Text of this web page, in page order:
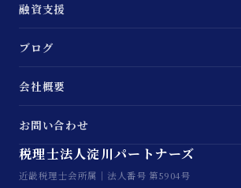
融資支援
ブログ
会社概要
お問い合わせ
税理士法人淀川パートナーズ
近畿税理士会所属｜法人番号 第5904号